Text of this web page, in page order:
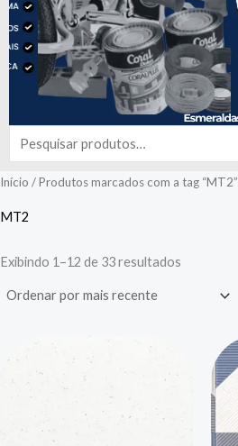
Pesquisar
por:
Início / Produtos marcados com a tag “MT2”
MT2
Exibindo 1–12 de 33 resultados